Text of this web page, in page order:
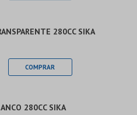
280CC SIKA
280CC SIKA